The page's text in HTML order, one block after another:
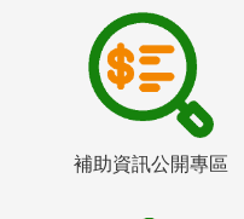
補助資訊公開專區